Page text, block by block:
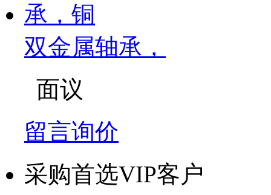
双金属轴承，
面议
留言询价
采购首选VIP客户